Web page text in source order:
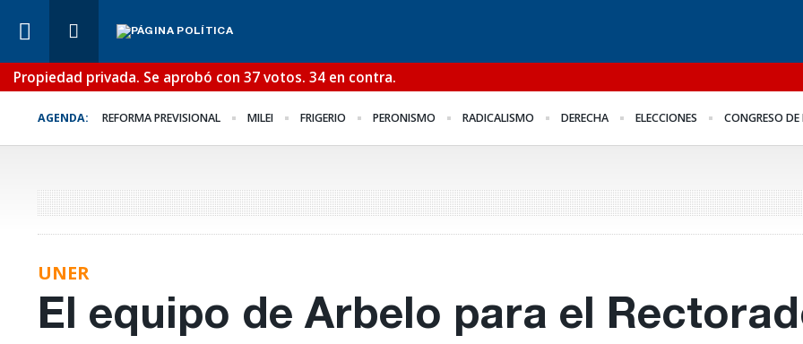
Propiedad privada. Se aprobó con 37 votos. 34 en contra.
AGENDA: REFORMA PREVISIONAL MILEI FRIGERIO PERONISMO RADICALISMO DERECHA ELECCIONES CONGRESO
Poder Judicial?
al Estado de
gestión pública
el empleo público y
UNER
El equipo de Arbelo para el